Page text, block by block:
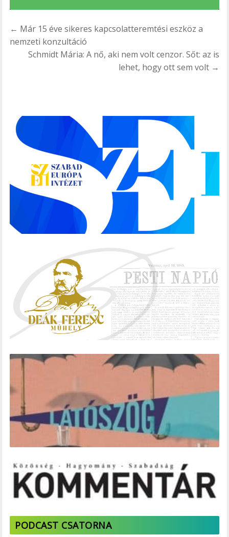
Bejegyzés
navigáció
← Már 15 éve sikeres kapcsolatteremtési eszköz a
nemzeti konzultáció
Schmidt Mária: A nő, aki nem volt cenzor. Sőt: az is
lehet, hogy ott sem volt →
PODCAST CSATORNA